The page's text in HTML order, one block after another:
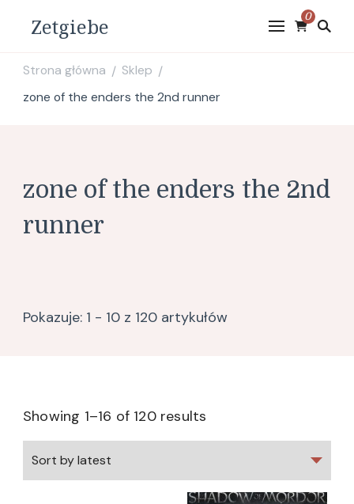
Zetgiebe 0
Strona główna / Sklep /
zone of the enders the 2nd runner
zone of the enders the 2nd
runner
Pokazuje: 1 - 10 z 120 artykułów
Showing 1–16 of 120 results